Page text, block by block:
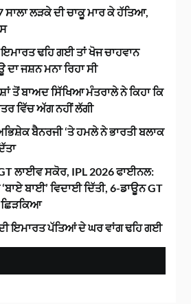
ਸਾਲਾ ਲੜਕੇ ਦੀ ਚਾਕੂ ਮਾਰ ਕੇ ਹੱਤਿਆ,
ਇਮਾਰਤ ਢਹਿ ਗਈ ਤਾਂ ਖੋਜ ਚਾਹਵਾਨ
ਜਸ਼ਨ ਮਨਾ ਰਿਹਾ ਸੀ
ਤੋਂ ਬਾਅਦ ਸਿੱਖਿਆ ਮੰਤਰਾਲੇ ਨੇ ਕਿਹਾ ਕਿ
ਵਿੱਚ ਅੱਗ ਨਹੀਂ ਲੱਗੀ
ਬੈਨਰਜੀ ‘ਤੇ ਹਮਲੇ ਨੇ ਭਾਰਤੀ ਬਲਾਕ
ਲਾਈਵ ਸਕੋਰ, IPL 2026 ਫਾਈਨਲ:
ਬਾਈ’ ਵਿਦਾਈ ਦਿੱਤੀ, 6-ਡਾਊਨ GT
ਛਿੜਕਿਆ
ਦੀ ਇਮਾਰਤ ਪੱਤਿਆਂ ਦੇ ਘਰ ਵਾਂਗ ਢਹਿ ਗਈ